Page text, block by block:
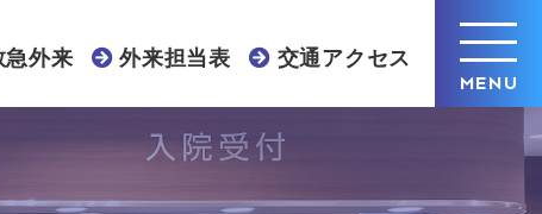
急外来 外来担当表 交通アクセス
MENU